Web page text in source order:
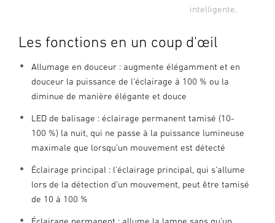
intelligente.
Les fonctions en un coup d'œil
Allumage en douceur : augmente élégamment et en
douceur la puissance de l’éclairage à 100 % ou la
diminue de manière élégante et douce
LED de balisage : éclairage permanent tamisé (10-
100 %) la nuit, qui ne passe à la puissance lumineuse
maximale que lorsqu’un mouvement est détecté
Éclairage principal : l’éclairage principal, qui s’allume
lors de la détection d’un mouvement, peut être tamisé
de 10 à 100 %
Éclairage permanent : allume la lampe sans qu’un